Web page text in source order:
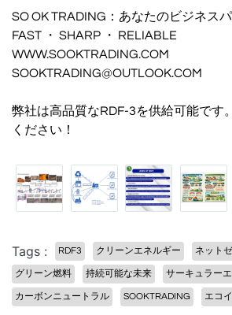
SO OK TRADING：あなたのビジネス
FAST ・ SHARP ・ RELIABLE
WWW.SOOKTRADING.COM
SOOKTRADING@OUTLOOK.COM
弊社は高品質なRDF-3を供給可能です
ください！
Tags : RDF3 クリーンエネルギー ネット
グリーン燃料 持続可能な未来 サーキュラー
カーボンニュートラル SOOKTRADING エコ